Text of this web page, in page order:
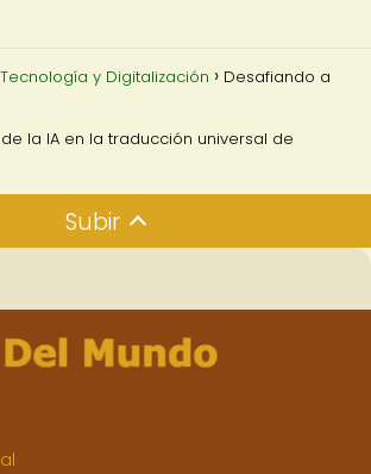
Tecnología y Digitalización Desafiando a
la IA en la traducción universal de
Subir